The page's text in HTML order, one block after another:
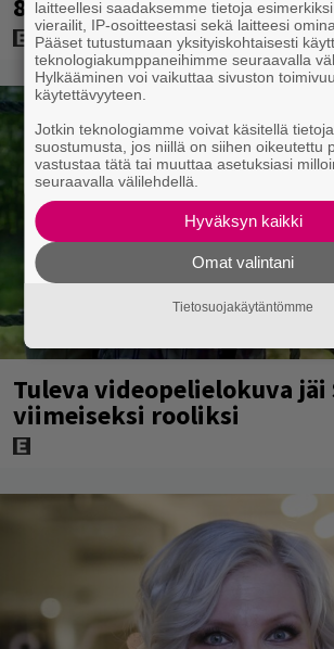
8,8
Tuleva videopelielokuva jäi
viimeiseksi rooliksi
laitteellesi saadaksemme tietoja
vierailit, IP-osoitteestasi sekä laitteesi
Pääset tutustumaan yksityiskohtaisesti
teknologiakumppaneihimme seuraavalla
Hylkääminen voi vaikuttaa sivuston
käytettävyyteen.
Jotkin teknologiamme voivat käsitellä
suostumusta, jos niillä on siihen oikeutettu
vastustaa tätä tai muuttaa asetuksiasi
seuraavalla välilehdellä.
Hyväksyn kaikki
Omat valintani
Tietosuojakäytäntömme